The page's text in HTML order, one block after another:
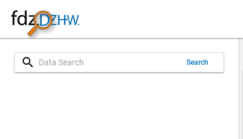
search Search